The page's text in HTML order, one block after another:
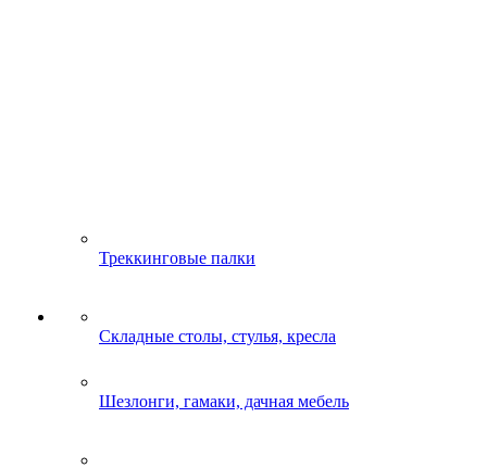
Треккинговые палки
Складные столы, стулья, кресла
Шезлонги, гамаки, дачная мебель